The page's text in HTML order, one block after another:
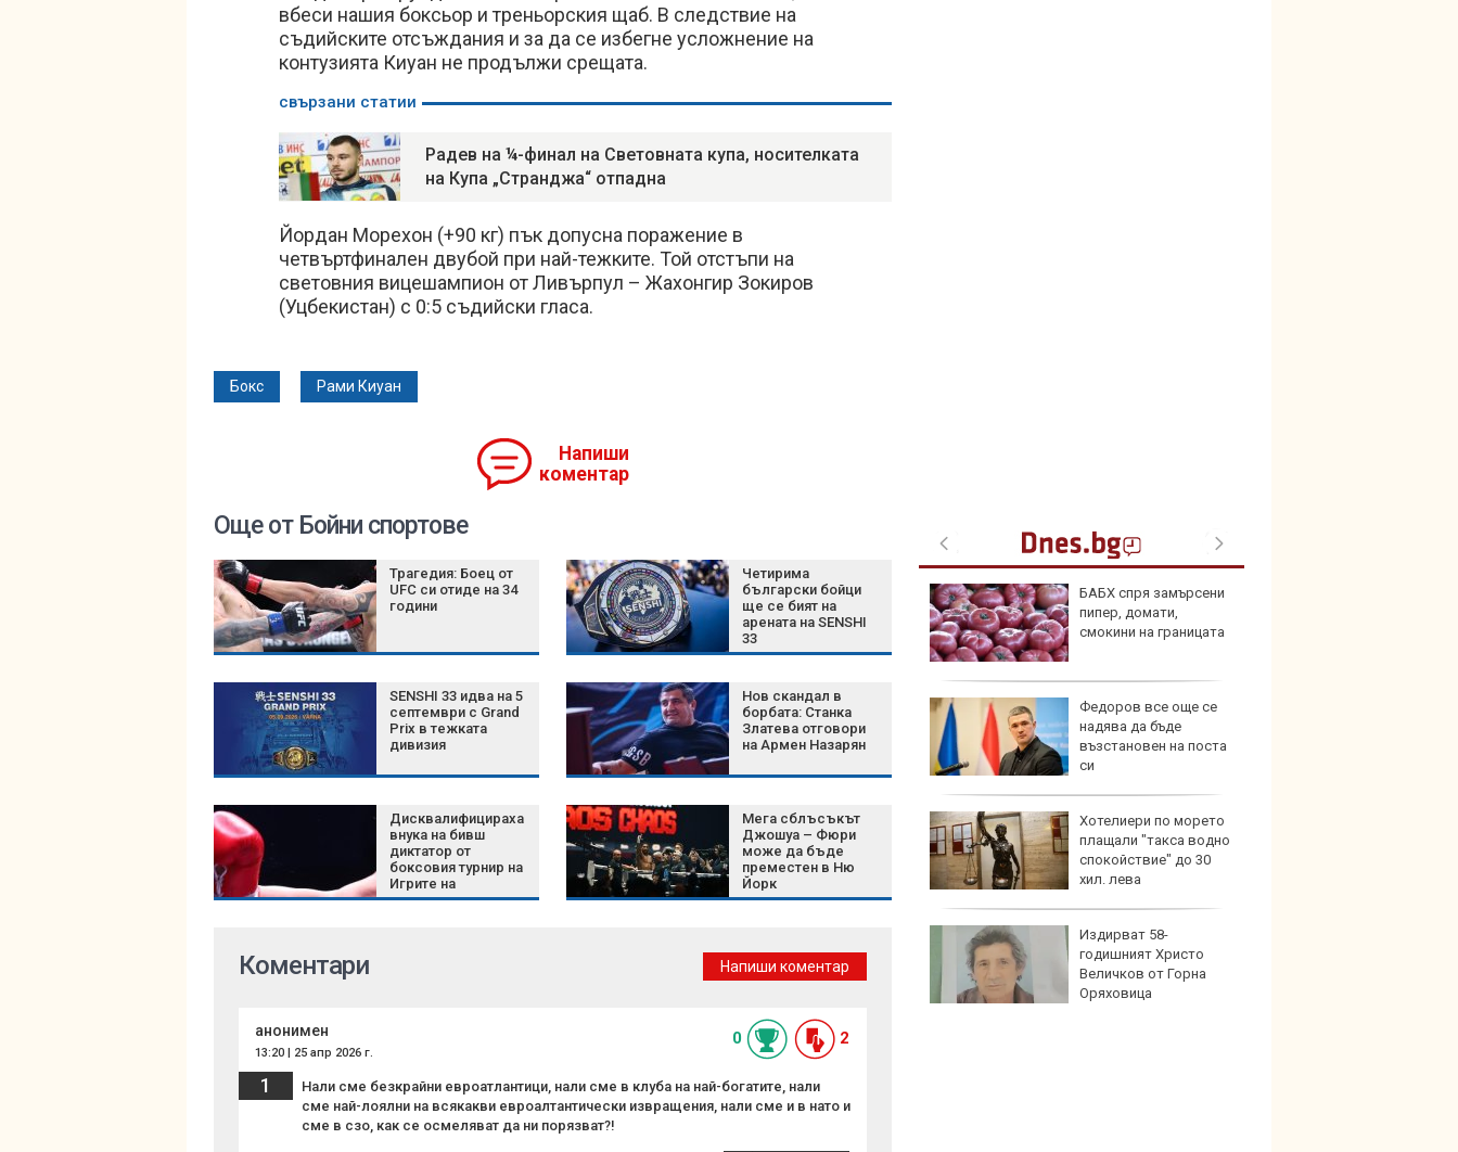
вбеси нашия боксьор и треньорския щаб. В следствие на
съдийските отсъждания и за да се избегне усложнение на
контузията Киуан не продължи срещата.
свързани статии
Радев на ¼-финал на Световната купа, носителката
на Купа „Странджа“ отпадна
Йордан Морехон (+90 кг) пък допусна поражение в
четвъртфинален двубой при най-тежките. Той отстъпи на
световния вицешампион от Ливърпул – Жахонгир Зокиров
(Уцбекистан) с 0:5 съдийски гласа.
Бокс Рами Киуан
Напиши
коментар
Още от Бойни спортове
Трагедия: Боец от
UFC си отиде на 34
години
Четирима
български бойци
ще се бият на
арената на SENSHI
33
SENSHI 33 идва на 5
септември с Grand
Prix в тежката
дивизия
Нов скандал в
борбата: Станка
Златева отговори
на Армен Назарян
Дисквалифицираха
внука на бивш
диктатор от
боксовия турнир на
Игрите на
Британската
Мега сблъсъкът
Джошуа – Фюри
може да бъде
преместен в Ню
Йорк
Терзиев: Спестихме
220 млн. евро за
София с новите
договори за
Невиждани жеги
ускориха гроздобера
във Франция
Старши комисар
Христо Ичев поема
ръководството на
ОДМВР - Бургас
петимата
тийнейджъри,
БАБХ спря замърсени
пипер, домати,
смокини на границата
Федоров все още се
надява да бъде
възстановен на поста
си
Хотелиери по морето
плащали "такса водно
спокойствие" до 30
хил. лева
Издирват 58-
годишният Христо
Величков от Горна
Оряховица
Коментари Напиши коментар
анонимен
13:20 | 25 апр 2026 г.
0 2
1
Нали сме безкрайни евроатлантици, нали сме в клуба на най-богатите, нали
сме най-лоялни на всякакви евроалтантически извращения, нали сме и в нато и
сме в сзо, как се осмеляват да ни порязват?!